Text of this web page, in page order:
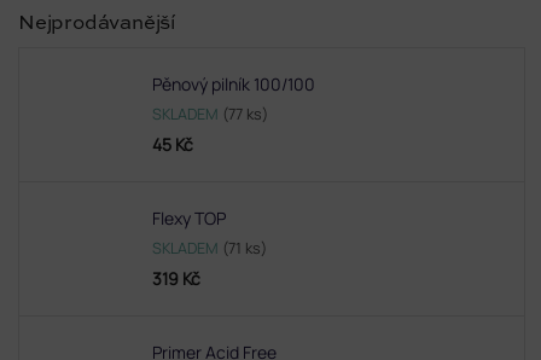
Nejprodávanější
Pěnový pilník 100/100
SKLADEM (77 ks)
45 Kč
Flexy TOP
SKLADEM (71 ks)
319 Kč
Primer Acid Free